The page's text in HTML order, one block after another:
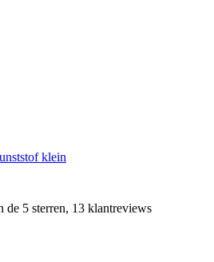
klein
de 5 sterren, 13 klantreviews